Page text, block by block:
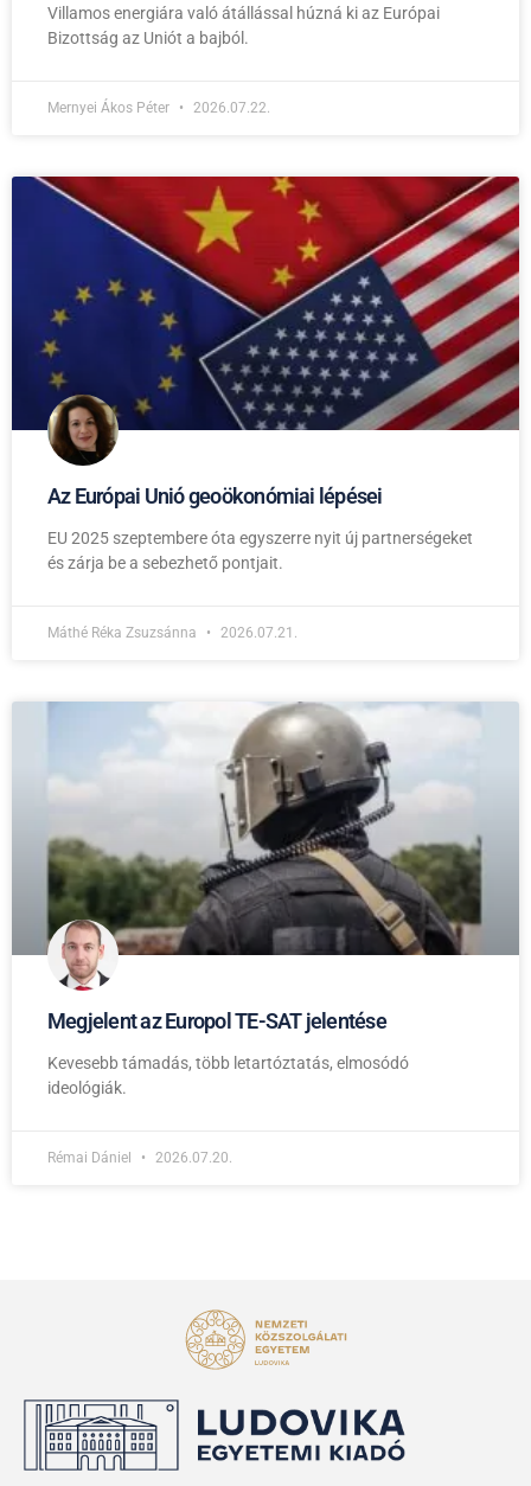
Villamos energiára való átállással húzná ki az Európai
Bizottság az Uniót a bajból.
Mernyei Ákos Péter 2026.07.22.
Az Európai Unió geoökonómiai lépései
EU 2025 szeptembere óta egyszerre nyit új partnerségeket
és zárja be a sebezhető pontjait.
Máthé Réka Zsuzsánna 2026.07.21.
Megjelent az Europol TE-SAT jelentése
Kevesebb támadás, több letartóztatás, elmosódó
ideológiák.
Rémai Dániel 2026.07.20.